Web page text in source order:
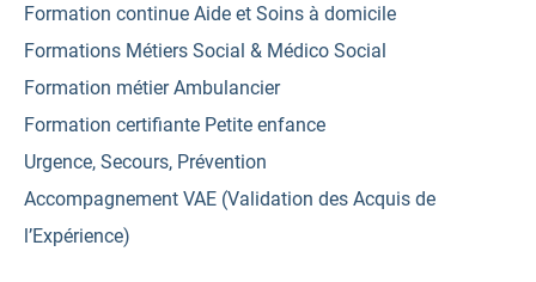
Formation continue Aide et Soins à domicile
Formations Métiers Social & Médico Social
Formation métier Ambulancier
Formation certifiante Petite enfance
Urgence, Secours, Prévention
Accompagnement VAE (Validation des Acquis de
l’Expérience)